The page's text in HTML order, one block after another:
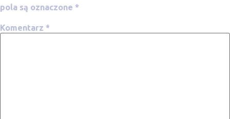
pola są oznaczone *
Komentarz *